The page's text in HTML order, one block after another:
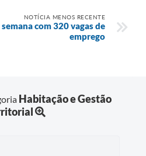
NOTÍCIA MENOS RECENTE
com 320 vagas de
emprego
Habitação e Gestão